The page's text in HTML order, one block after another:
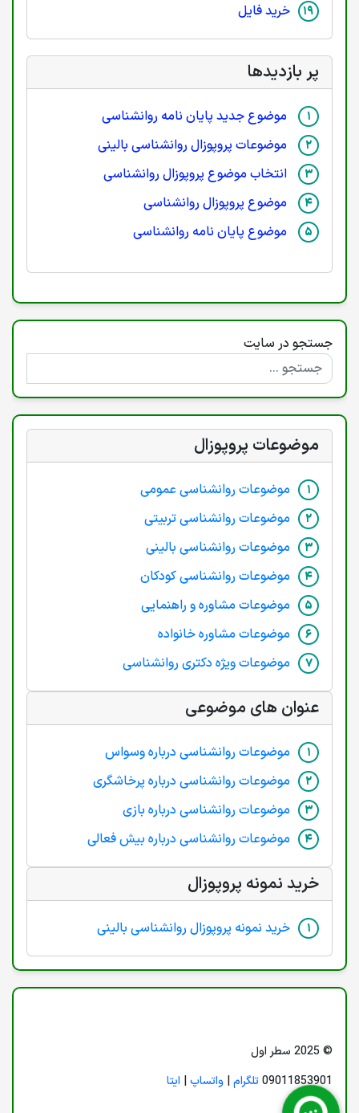
خرید فایل
پر بازدیدها
موضوع جدید پایان نامه روانشناسی
موضوعات پروپوزال روانشناسی بالینی
انتخاب موضوع پروپوزال روانشناسی
موضوع پروپوزال روانشناسی
موضوع پایان نامه روانشناسی
جستجو در سایت
موضوعات پروپوزال
موضوعات روانشناسی عمومی
موضوعات روانشناسی تربیتی
موضوعات روانشناسی بالینی
موضوعات روانشناسی کودکان
موضوعات مشاوره و راهنمایی
موضوعات مشاوره خانواده
موضوعات ویژه دکتری روانشناسی
عنوان های موضوعی
موضوعات روانشناسی درباره وسواس
موضوعات روانشناسی درباره پرخاشگری
موضوعات روانشناسی درباره بازی
موضوعات روانشناسی درباره بیش فعالی
خرید نمونه پروپوزال
خرید نمونه پروپوزال روانشناسی بالینی
© 2025 سطر اول
09011853901تلگرام واتساپ ایتا